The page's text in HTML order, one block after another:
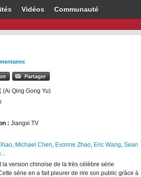
Vidéos Communauté
Partager
(Ai Qing Gong Yu)
: Jiangxi TV
, Michael Chen, Evonne Zhao, Eric Wang, Sean
la version chinoise de la très célèbre série
série en a fait pleurer de rire son public grâce à